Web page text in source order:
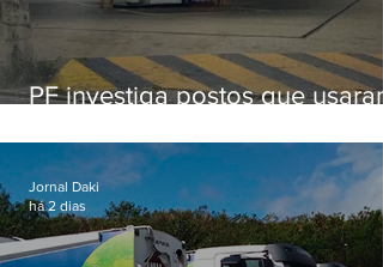
PF investiga postos que usaram
secretário morto em 2020
Jornal Daki
há 2 dias